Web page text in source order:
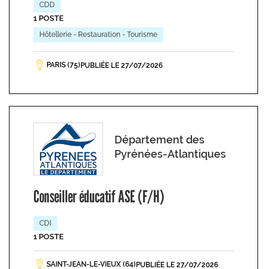
CDD
1 POSTE
Hôtellerie - Restauration - Tourisme
PARIS (75) PUBLIÉE LE 27/07/2026
Département des
Pyrénées-Atlantiques
Conseiller éducatif ASE (F/H)
CDI
1 POSTE
SAINT-JEAN-LE-VIEUX (64) PUBLIÉE LE 27/07/2026